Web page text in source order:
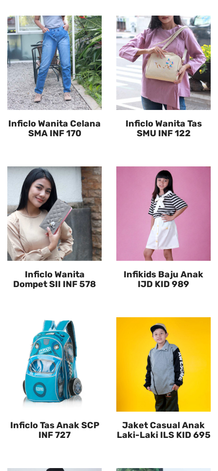
Inficlo Wanita Celana
SMA INF 170
Inficlo Wanita Tas
SMU INF 122
Inficlo Wanita
Dompet SII INF 578
Infikids Baju Anak
IJD KID 989
Inficlo Tas Anak SCP
INF 727
Jaket Casual Anak
Laki-Laki ILS KID 695